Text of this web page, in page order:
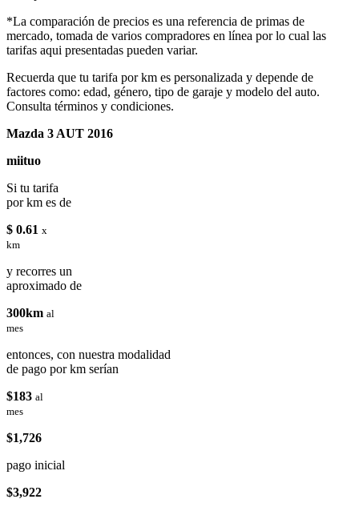
*La comparación de precios es una referencia de primas de
mercado, tomada de varios compradores en línea por lo cual las
tarifas aqui presentadas pueden variar.
Recuerda que tu tarifa por km es personalizada y depende de
factores como: edad, género, tipo de garaje y modelo del auto.
Consulta términos y condiciones.
Mazda 3 AUT 2016
miituo
Si tu tarifa
por km es de
$ 0.61 x
km
y recorres un
aproximado de
300km al
mes
entonces, con nuestra modalidad
de pago por km serían
$183 al
mes
$1,726
pago inicial
$3,922